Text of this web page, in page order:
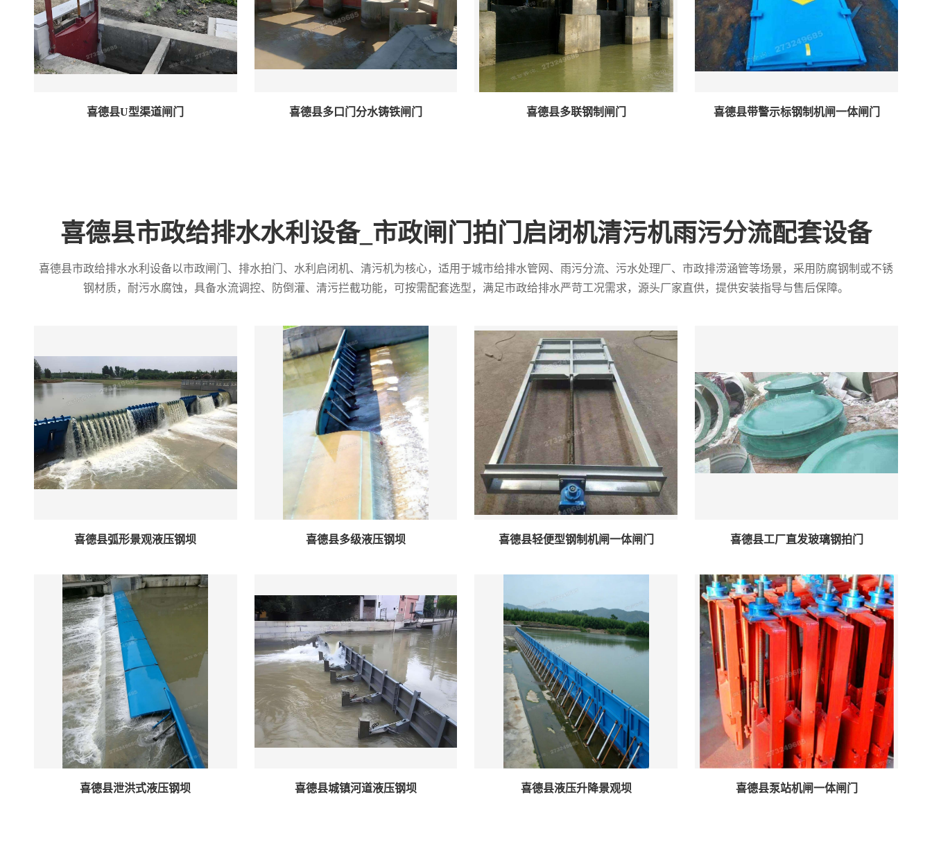
喜德县U型渠道闸门 喜德县多口门分水铸铁闸门 喜德县多联钢制闸门 喜德县带警示标钢制机闸一体闸门
喜德县市政给排水水利设备_市政闸门拍门启闭机清污机雨污分流配套设备
喜德县市政给排水水利设备以市政闸门、排水拍门、水利启闭机、清污机为核心，适用于城市给排水管网、雨污分流、污水处理厂、市政排涝涵管等场景，采用防腐钢制或不锈
钢材质，耐污水腐蚀，具备水流调控、防倒灌、清污拦截功能，可按需配套选型，满足市政给排水严苛工况需求，源头厂家直供，提供安装指导与售后保障。
喜德县弧形景观液压钢坝 喜德县多级液压钢坝 喜德县轻便型钢制机闸一体闸门 喜德县工厂直发玻璃钢拍门
喜德县泄洪式液压钢坝 喜德县城镇河道液压钢坝 喜德县液压升降景观坝 喜德县泵站机闸一体闸门